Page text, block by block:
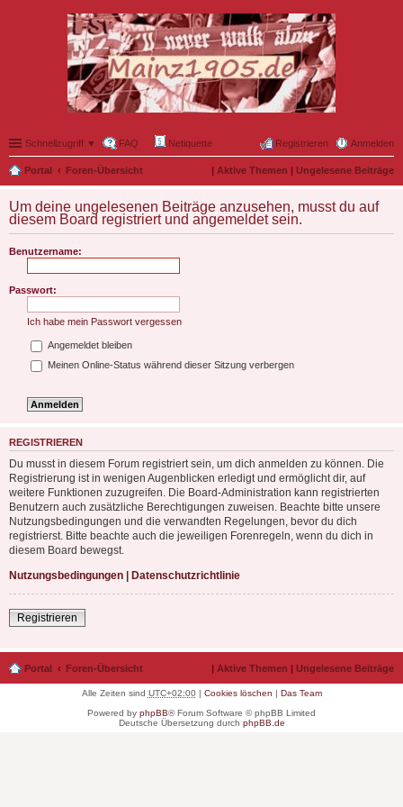
Schnellzugriff ▼ FAQ Netiquette Anmelden
Registrieren
Portal Foren-Übersicht | Aktive Themen | Ungelesene Beiträge
Um deine ungelesenen Beiträge anzusehen, musst du auf
diesem Board registriert und angemeldet sein.
Benutzername:
Passwort:
Ich habe mein Passwort vergessen
Angemeldet bleiben
Meinen Online-Status während dieser Sitzung verbergen
REGISTRIEREN
Du musst in diesem Forum registriert sein, um dich anmelden zu können. Die
Registrierung ist in wenigen Augenblicken erledigt und ermöglicht dir, auf
weitere Funktionen zuzugreifen. Die Board-Administration kann registrierten
Benutzern auch zusätzliche Berechtigungen zuweisen. Beachte bitte unsere
Nutzungsbedingungen und die verwandten Regelungen, bevor du dich
registrierst. Bitte beachte auch die jeweiligen Forenregeln, wenn du dich in
diesem Board bewegst.
Nutzungsbedingungen | Datenschutzrichtlinie
Registrieren
Portal Foren-Übersicht | Aktive Themen | Ungelesene Beiträge
Alle Zeiten sind UTC+02:00| Cookies löschen | Das Team
Powered by phpBB® Forum Software © phpBB Limited
Deutsche Übersetzung durch phpBB.de